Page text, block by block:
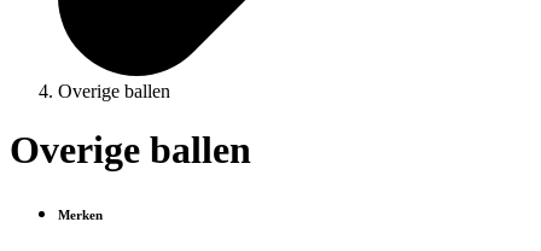
Overige ballen
Overige ballen
Merken